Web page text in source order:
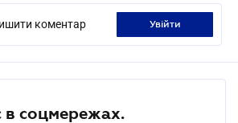
коментар увійти
в соцмережах.